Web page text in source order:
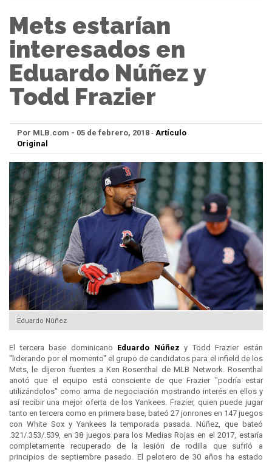
Mets estarían
interesados en
Eduardo Núñez y
Todd Frazier
Por MLB.com - 05 de febrero, 2018 - Artículo
Original
Eduardo Núñez
El tercera base dominicano Eduardo Núñez y Todd Frazier están
"liderando por el momento" el grupo de candidatos para el infield de los
Mets, le dijeron fuentes a Ken Rosenthal de MLB Network. Rosenthal
anotó que el equipo está consciente de que Frazier "podría estar
utilizándolos" como arma de negociación mostrando interés en ellos y
así recibir una mejor oferta de los Yankees. Frazier, quien puede jugar
tanto en tercera como en primera base, bateó 27 jonrones en 147 juegos
con White Sox y Yankees la temporada pasada. Núñez, que bateó
.321/.353/.539, en 38 juegos para los Medias Rojas en el 2017, estaría
completamente recuperado de la lesión de rodilla que sufrió a
principios de septiembre pasado. El pelotero de 30 años ha estado